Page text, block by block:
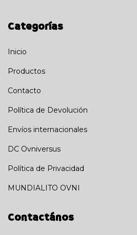
Categorías
Inicio
Productos
Contacto
Política de Devolución
Envíos internacionales
DC Ovniversus
Política de Privacidad
MUNDIALITO OVNI
Contactános